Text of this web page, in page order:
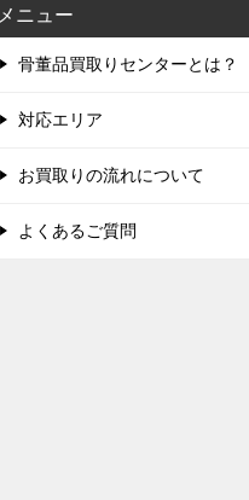
メニュー
骨董品買取りセンターとは？
対応エリア
お買取りの流れについて
よくあるご質問